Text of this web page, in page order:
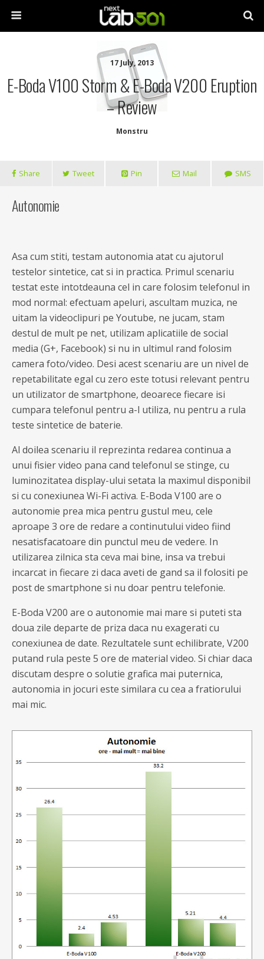
17 July, 2013
E-Boda V100 Storm & E-Boda V200 Eruption
– Review
Monstru
Share Tweet Pin Mail SMS
Autonomie
Asa cum stiti, testam autonomia atat cu ajutorul
testelor sintetice, cat si in practica. Primul scenariu
testat este intotdeauna cel in care folosim telefonul in
mod normal: efectuam apeluri, ascultam muzica, ne
uitam la videoclipuri pe Youtube, ne jucam, stam
destul de mult pe net, utilizam aplicatiile de social
media (G+, Facebook) si nu in ultimul rand folosim
camera foto/video. Desi acest scenariu are un nivel de
repetabilitate egal cu zero este totusi relevant pentru
un utilizator de smartphone, deoarece fiecare isi
cumpara telefonul pentru a-l utiliza, nu pentru a rula
teste sintetice de baterie.
Al doilea scenariu il reprezinta redarea continua a
unui fisier video pana cand telefonul se stinge, cu
luminozitatea display-ului setata la maximul disponibil
si cu conexiunea Wi-Fi activa. E-Boda V100 are o
autonomie prea mica pentru gustul meu, cele
aproape 3 ore de redare a continutului video fiind
nesatisfacatoare din punctul meu de vedere. In
utilizarea zilnica sta ceva mai bine, insa va trebui
incarcat in fiecare zi daca aveti de gand sa il folositi pe
post de smartphone si nu doar pentru telefonie.
E-Boda V200 are o autonomie mai mare si puteti sta
doua zile departe de priza daca nu exagerati cu
conexiunea de date. Rezultatele sunt echilibrate, V200
putand rula peste 5 ore de material video. Si chiar daca
discutam despre o solutie grafica mai puternica,
autonomia in jocuri este similara cu cea a fratiorului
mai mic.